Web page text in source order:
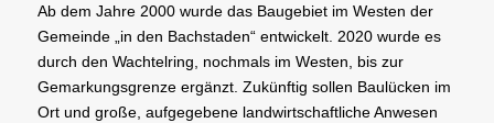
Ab dem Jahre 2000 wurde das Baugebiet im Westen der
Gemeinde „in den Bachstaden“ entwickelt. 2020 wurde es
durch den Wachtelring, nochmals im Westen, bis zur
Gemarkungsgrenze ergänzt. Zukünftig sollen Baulücken im
Ort und große, aufgegebene landwirtschaftliche Anwesen